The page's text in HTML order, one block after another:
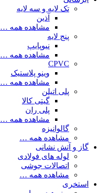
تک لایه و سه لایه
آذین
مشاهده همه …
پنج لایه
نیوپایپ
مشاهده همه …
CPVC
وینو پلاستیک
مشاهده همه …
پلی اتیلن
گیتی کالا
پلی ران
مشاهده همه …
گالوانیزه
مشاهده همه …
گاز و آتش نشانی
لوله های فولادی
اتصالات جوشی
مشاهده همه …
استخری